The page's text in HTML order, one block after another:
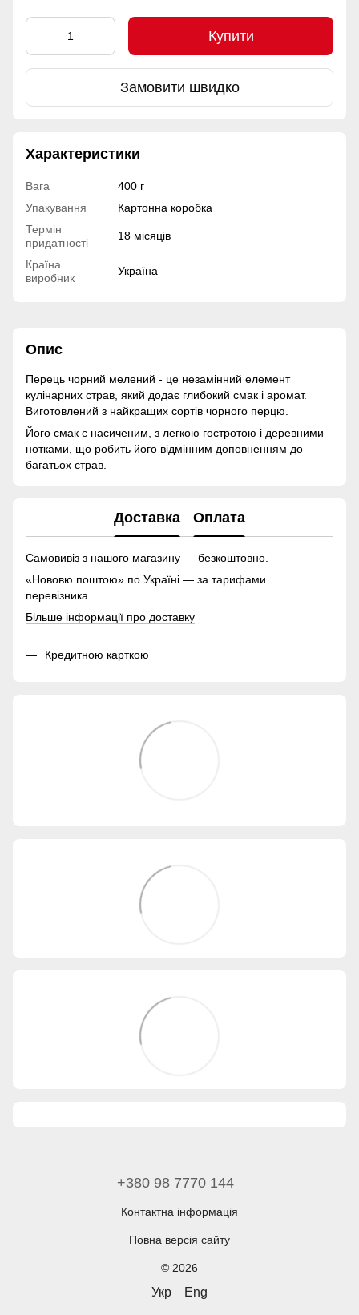
Купити
Замовити швидко
Характеристики
Вага
400 г
Упакування
Картонна коробка
Термін
придатності
18 місяців
Країна
виробник
Україна
Опис
Перець чорний мелений - це незамінний елемент
кулінарних страв, який додає глибокий смак і аромат.
Виготовлений з найкращих сортів чорного перцю.
Його смак є насиченим, з легкою гостротою і деревними
нотками, що робить його відмінним доповненням до
багатьох страв.
Доставка Оплата
Самовивіз з нашого магазину — безкоштовно.
«Нововю поштою» по Україні — за тарифами
перевізника.
Більше інформації про доставку
Кредитною карткою
+380 98 7770 144
Контактна інформація
Повна версія сайту
© 2026
Укр Eng